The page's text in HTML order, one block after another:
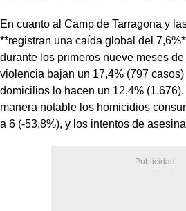
En cuanto al Camp de Tarragona y
**registran una caída global del
durante los primeros nueve meses
violencia bajan un 17,4% (797
domicilios lo hacen un 12,4%
manera notable los homicidios
a 6 (-53,8%), y los intentos de